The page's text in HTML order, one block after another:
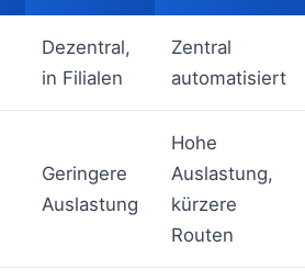
Dezentral,
in Filialen
Zentral
automatisiert
Geringere
Auslastung
Hohe
Auslastung,
kürzere
Routen